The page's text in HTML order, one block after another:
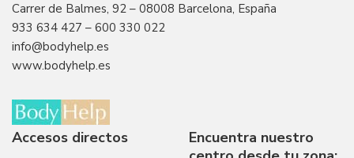
Carrer de Balmes, 92 – 08008 Barcelona, España
933 634 427 – 600 330 022
info@bodyhelp.es
www.bodyhelp.es
Accesos directos
Encuentra nuestro